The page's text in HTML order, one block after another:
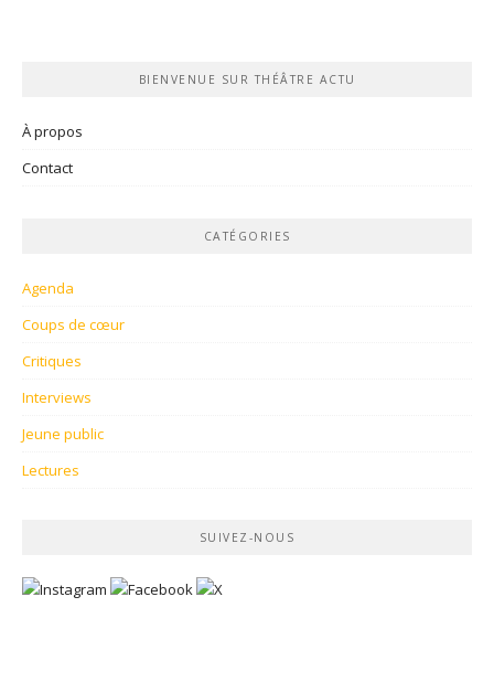
BIENVENUE SUR THÉÂTRE ACTU
À propos
Contact
CATÉGORIES
Agenda
Coups de cœur
Critiques
Interviews
Jeune public
Lectures
SUIVEZ-NOUS